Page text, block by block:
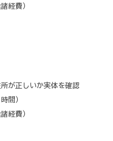
経費）
が正しいか実体を確認
間）
経費）